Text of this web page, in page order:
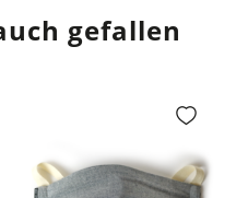
gefallen